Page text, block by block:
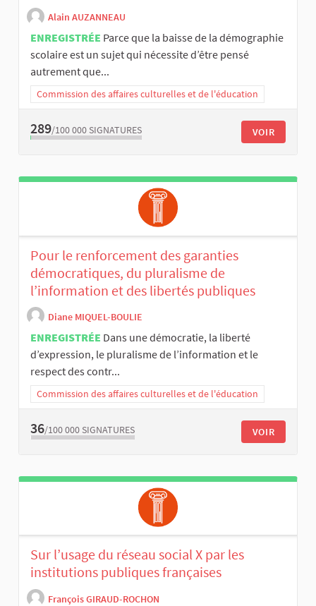
Alain AUZANNEAU
ENREGISTRÉE Parce que la baisse de la démographie
scolaire est un sujet qui nécessite d’être pensé
autrement que...
Commission des affaires culturelles et de l'éducation
289/100 000 SIGNATURES VOIR
Pour le renforcement des garanties
démocratiques, du pluralisme de
l’information et des libertés publiques
Diane MIQUEL-BOULIE
ENREGISTRÉE Dans une démocratie, la liberté
d’expression, le pluralisme de l’information et le
respect des contr...
Commission des affaires culturelles et de l'éducation
36/100 000 SIGNATURES VOIR
Sur l’usage du réseau social X par les
institutions publiques françaises
François GIRAUD-ROCHON